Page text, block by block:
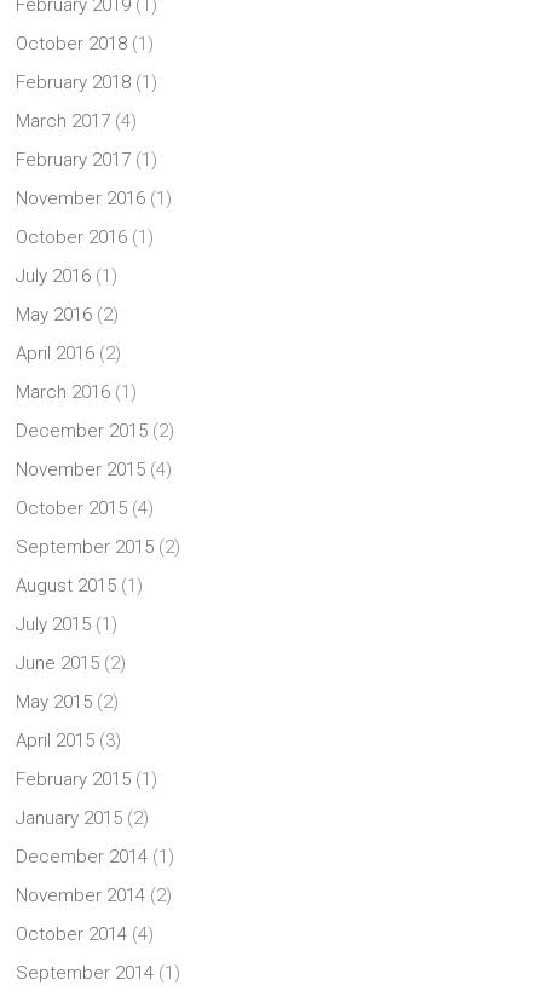
February 2019 (1)
October 2018 (1)
February 2018 (1)
March 2017 (4)
February 2017 (1)
November 2016 (1)
October 2016 (1)
July 2016 (1)
May 2016 (2)
April 2016 (2)
March 2016 (1)
December 2015 (2)
November 2015 (4)
October 2015 (4)
September 2015 (2)
August 2015 (1)
July 2015 (1)
June 2015 (2)
May 2015 (2)
April 2015 (3)
February 2015 (1)
January 2015 (2)
December 2014 (1)
November 2014 (2)
October 2014 (4)
September 2014 (1)